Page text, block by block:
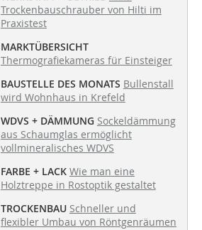
Trockenbauschrauber von Hilti im
Praxistest
MARKTÜBERSICHT
Thermografiekameras für Einsteiger
BAUSTELLE DES MONATS Bullenstall
wird Wohnhaus in Krefeld
WDVS + DÄMMUNG Sockeldämmung
aus Schaumglas ermöglicht
vollmineralisches WDVS
FARBE + LACK Wie man eine
Holztreppe in Rostoptik gestaltet
TROCKENBAU Schneller und
flexibler Umbau von Röntgenräumen